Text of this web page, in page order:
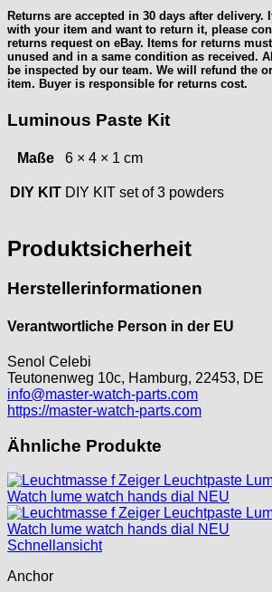
Returns are accepted in 30 days after delivery.
with your item and want to return it, please
returns request on eBay. Items for returns
unused and in a same condition as received.
be inspected by our team. We will refund the
item. Buyer is responsible for returns cost.
Luminous Paste Kit
Maße 6 × 4 × 1 cm
DIY KIT DIY KIT set of 3 powders
Produktsicherheit
Herstellerinformationen
Verantwortliche Person in der EU
Senol Celebi
Teutonenweg 10c, Hamburg, 22453, DE
info@master-watch-parts.com
https://master-watch-parts.com
Ähnliche Produkte
Schnellansicht
Anchor